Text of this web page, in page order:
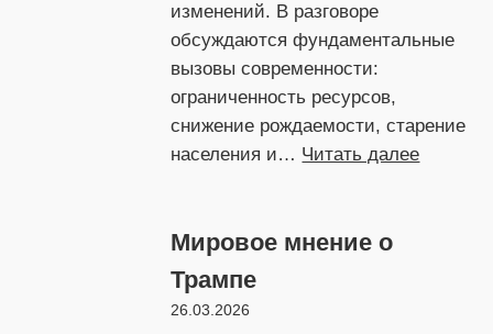
изменений. В разговоре
обсуждаются фундаментальные
вызовы современности:
ограниченность ресурсов,
снижение рождаемости, старение
населения и… Читать далее:
Мировое мнение о
Трампе
26.03.2026